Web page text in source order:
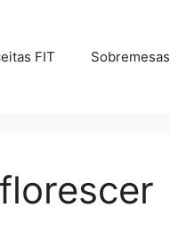
FIT Sobremesas